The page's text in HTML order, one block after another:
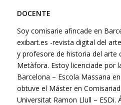
DOCENTE
Soy comisarie afincade en
exibart.es -revista digital del
y profesore de historia del arte
Metàfora. Estoy licenciade por
Barcelona – Escola Massana
obtuve el Máster en
Universitat Ramon Llull – ESDi.